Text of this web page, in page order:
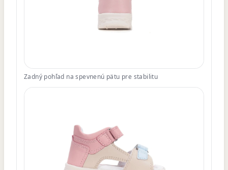
Zadný pohľad na spevnenú pätu pre stabilitu